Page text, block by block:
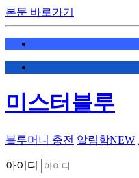
본문 바로가기
미스터블루
블루머니 충전 알림함NEW
아이디